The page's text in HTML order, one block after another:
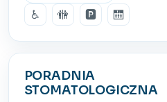
♿
🚻 🅿️ 🛗
PORADNIA
STOMATOLOGICZNA